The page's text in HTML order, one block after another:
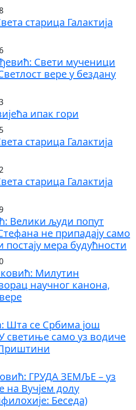
старица Галактија
Свети мученици
вере у бездану
ипак гори
старица Галактија
старица Галактија
Велики људи попут
не припадају само
мера будућности
Милутин
научног канона,
се Србима још
светиње само уз водиче
ГРУДА ЗЕМЉЕ – уз
на Вучјем долу
Беседа)